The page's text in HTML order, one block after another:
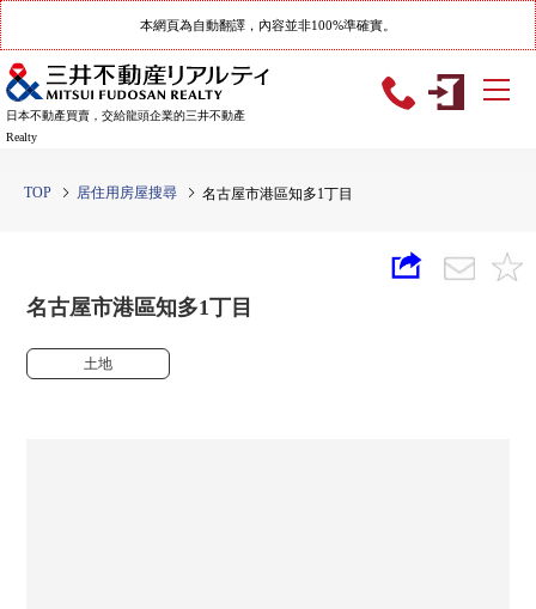
本網頁為自動翻譯，內容並非100%準確實。
日本不動產買賣，交給龍頭企業的三井不動產
Realty
TOP 居住用房屋搜尋 名古屋市港區知多1丁目
名古屋市港區知多1丁目
土地